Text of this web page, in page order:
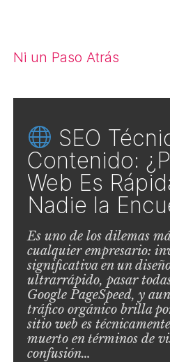
Ni un Paso Atrás
SEO
Contenido:
Web Es
Nadie la
Es uno de los dilemas
cualquier empresario:
significativa en un
ultrarrápido, pasar
Google PageSpeed, y
tráfico orgánico brilla
sitio web es
muerto en términos de
confusión…